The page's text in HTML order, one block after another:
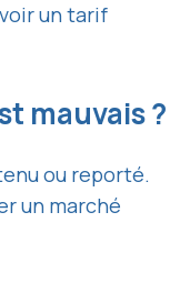
un tarif
mauvais ?
ou reporté.
un marché